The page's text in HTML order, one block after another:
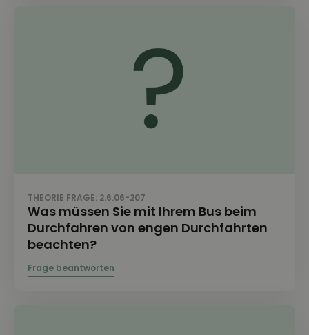
THEORIE FRAGE: 2.6.06-207
Was müssen Sie mit Ihrem Bus beim
Durchfahren von engen Durchfahrten
beachten?